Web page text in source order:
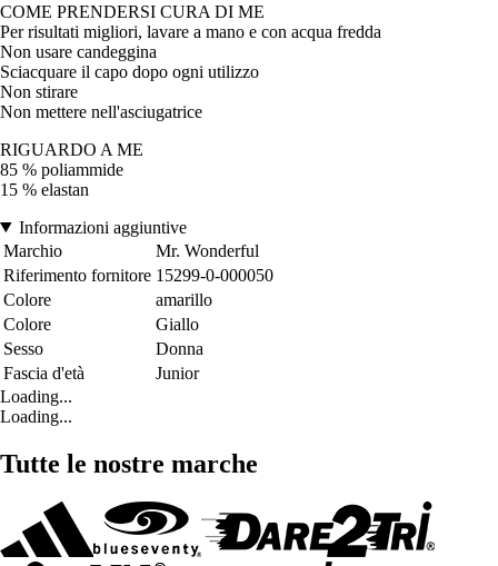
COME PRENDERSI CURA DI ME
Per risultati migliori, lavare a mano e con acqua fredda
Non usare candeggina
Sciacquare il capo dopo ogni utilizzo
Non stirare
Non mettere nell'asciugatrice
RIGUARDO A ME
85 % poliammide
15 % elastan
Informazioni aggiuntive
Marchio
Mr. Wonderful
Riferimento fornitore 15299-0-000050
Colore
amarillo
Colore
Giallo
Sesso
Donna
Fascia d'età
Junior
Loading...
Loading...
Tutte le nostre marche